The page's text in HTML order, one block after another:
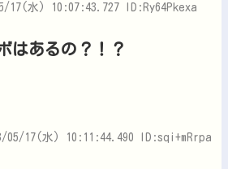
17(水) 10:07:43.727 ID:Ry64Pkexa
はあるの？！？
05/17(水) 10:11:44.490 ID:sqi+mRrpa